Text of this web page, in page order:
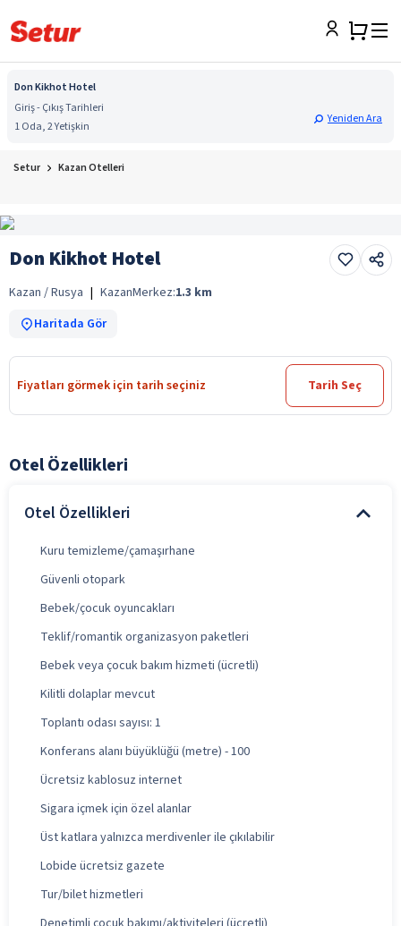
Don Kikhot Hotel
Giriş - Çıkış Tarihleri
1 Oda, 2 Yetişkin
Yeniden Ara
Setur Kazan Otelleri
Don Kikhot Hotel
Kazan / Rusya | KazanMerkez:1.3 km
Haritada Gör
Fiyatları görmek için tarih seçiniz Tarih Seç
Otel Özellikleri
Otel Özellikleri
Kuru temizleme/çamaşırhane
Güvenli otopark
Bebek/çocuk oyuncakları
Teklif/romantik organizasyon paketleri
Bebek veya çocuk bakım hizmeti (ücretli)
Kilitli dolaplar mevcut
Toplantı odası sayısı: 1
Konferans alanı büyüklüğü (metre) - 100
Ücretsiz kablosuz internet
Sigara içmek için özel alanlar
Üst katlara yalnızca merdivenler ile çıkılabilir
Lobide ücretsiz gazete
Tur/bilet hizmetleri